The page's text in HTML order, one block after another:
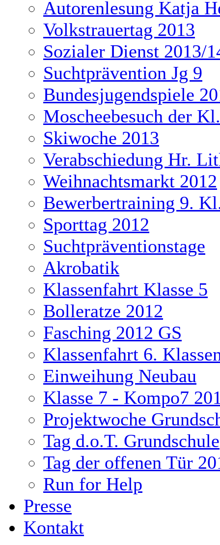
Autorenlesung Katja
Volkstrauertag 2013
Sozialer Dienst 2013/
Suchtprävention Jg 9
Bundesjugendspiele
Moscheebesuch der
Skiwoche 2013
Verabschiedung Hr.
Weihnachtsmarkt 2012
Bewerbertraining 9.
Sporttag 2012
Suchtpräventionstage
Akrobatik
Klassenfahrt Klasse 5
Bolleratze 2012
Fasching 2012 GS
Klassenfahrt 6.
Einweihung Neubau
Klasse 7 - Kompo7
Projektwoche
Tag d.o.T. Grundschule
Tag der offenen Tür
Run for Help
Presse
Kontakt